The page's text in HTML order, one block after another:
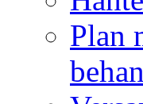
Plan